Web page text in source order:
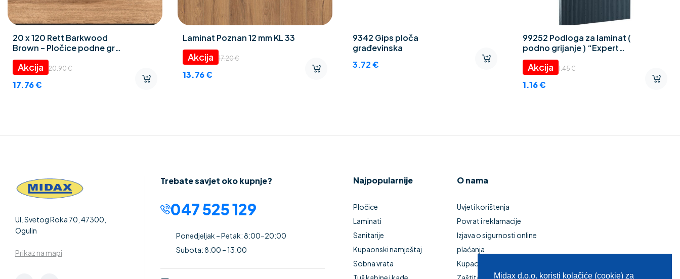
20 x 120 Rett Barkwood
Brown – Pločice podne gres
porculan
20.90€
17.76€
Laminat Poznan 12 mm KL 33
17.20€
13.76€
9342 Gips ploča
građevinska
3.72€
99252 Podloga za laminat (
podno grijanje ) “Expert
Thermo CEZAR” 2 mm
1.45€
1.16€
Ul. Svetog Roka 70, 47300,
Ogulin
Prikaz na mapi
Trebate savjet oko kupnje?
047 525 129
Ponedjeljak – Petak: 8:00-20:00
Subota: 8:00 – 13:00
Najpopularnije
Pločice
Laminati
Sanitarije
Kupaonski namještaj
Sobna vrata
O nama
Uvjeti korištenja
Povrat i reklamacije
Izjava o sigurnosti online
plaćanja
Kupaonski namještaj
Midax d.o.o. koristi kolačiće (cookie) za